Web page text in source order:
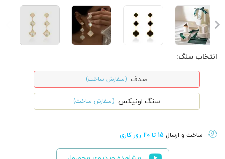
انتخاب سنگ:
صدف (سفارش ساخت)
سنگ اونیکس (سفارش ساخت)
ساخت و ارسال 15 تا 20 روز کاری